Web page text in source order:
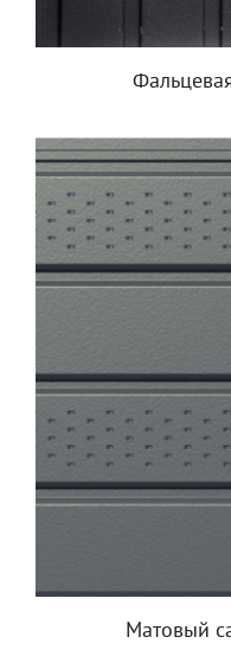
Матовый